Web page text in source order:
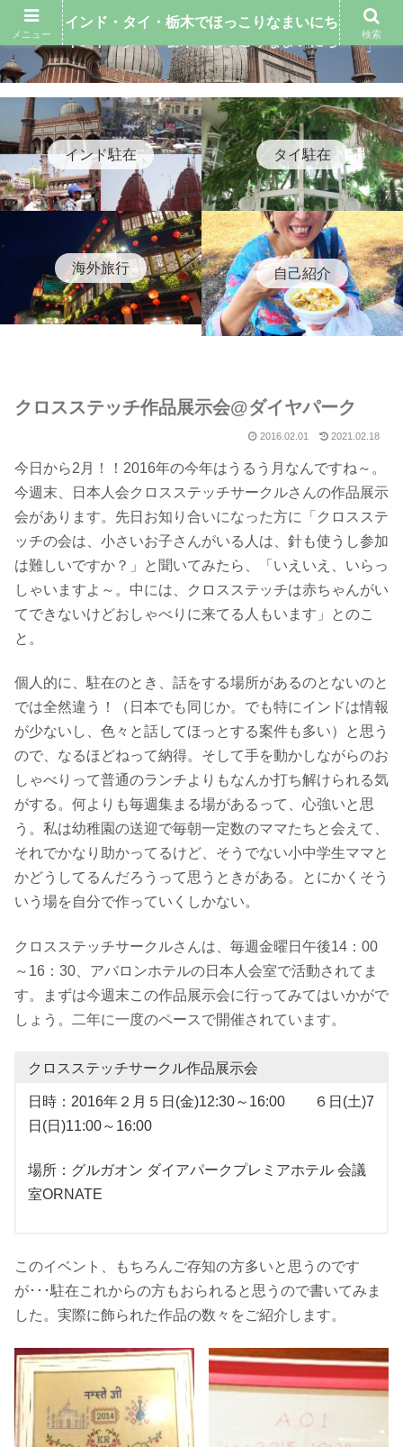
インド駐在 タイ駐在
海外旅行 自己紹介
クロスステッチ作品展示会@ダイヤパーク
2016.02.01 2021.02.18
今日から2月！！2016年の今年はうるう月なんですね～。
今週末、日本人会クロスステッチサークルさんの作品展示
会があります。先日お知り合いになった方に「クロスステ
ッチの会は、小さいお子さんがいる人は、針も使うし参加
は難しいですか？」と聞いてみたら、「いえいえ、いらっ
しゃいますよ～。中には、クロスステッチは赤ちゃんがい
てできないけどおしゃべりに来てる人もいます」とのこ
と。
個人的に、駐在のとき、話をする場所があるのとないのと
では全然違う！（日本でも同じか。でも特にインドは情報
が少ないし、色々と話してほっとする案件も多い）と思う
ので、なるほどねって納得。そして手を動かしながらのお
しゃべりって普通のランチよりもなんか打ち解けられる気
がする。何よりも毎週集まる場があるって、心強いと思
う。私は幼稚園の送迎で毎朝一定数のママたちと会えて、
それでかなり助かってるけど、そうでない小中学生ママと
かどうしてるんだろうって思うときがある。とにかくそう
いう場を自分で作っていくしかない。
クロスステッチサークルさんは、毎週金曜日午後14：00
～16：30、アバロンホテルの日本人会室で活動されてま
す。まずは今週末この作品展示会に行ってみてはいかがで
しょう。二年に一度のペースで開催されています。
クロスステッチサークル作品展示会
日時：2016年２月５日(金)12:30～16:00 ６日(土)7
日(日)11:00～16:00
場所：グルガオン ダイアパークプレミアホテル 会議
室ORNATE
このイベント、もちろんご存知の方多いと思うのです
が･･･駐在これからの方もおられると思うので書いてみま
した。実際に飾られた作品の数々をご紹介します。
メニュー
インド・タイ・栃木でほっこりなまいにち
検索